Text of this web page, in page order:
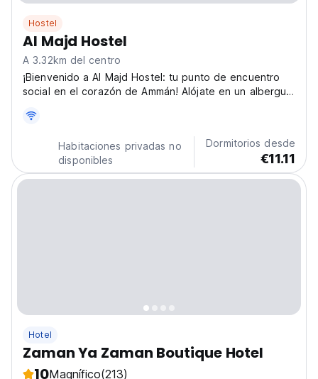
Hostel
Al Majd Hostel
A 3.32km del centro
¡Bienvenido a Al Majd Hostel: tu punto de encuentro
social en el corazón de Ammán! Alójate en un albergue
mochileros y jóvenes viajeros que desean
experimentar la verdadera Jordania. Con su ambiente
acogedor...Habitaciones privadas no
disponibles
Dormitorios desde
€11.11
Hotel
Zaman Ya Zaman Boutique Hotel
10Magnífico(213)